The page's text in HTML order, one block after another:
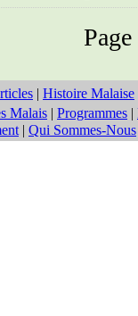
| Histoire Malaise
Malais | Programmes |
| Qui Sommes-Nous